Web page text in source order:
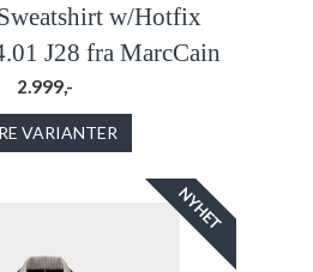
w/Hotfix
J28 fra MarcCain
2.999,-
VARIANTER
NYHET